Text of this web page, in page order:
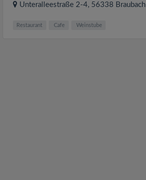
Unteralleestraße 2-4, 56338 Braubach
Restaurant Cafe Weinstube